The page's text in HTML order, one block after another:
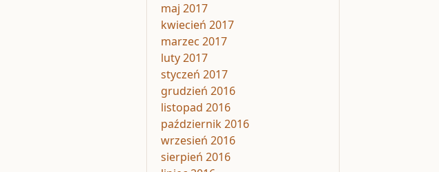
maj 2017
kwiecień 2017
marzec 2017
luty 2017
styczeń 2017
grudzień 2016
listopad 2016
październik 2016
wrzesień 2016
sierpień 2016